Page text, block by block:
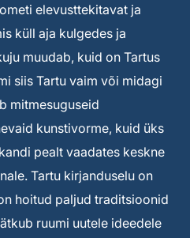
elevusttekitavat ja
küll aja kulgedes ja
muudab, kuid on Tartus
siis Tartu vaim või midagi
mitmesuguseid
kunstivorme, kuid üks
pealt vaadates keskne
Tartu kirjanduselu on
hoitud paljud traditsioonid
ruumi uutele ideedele